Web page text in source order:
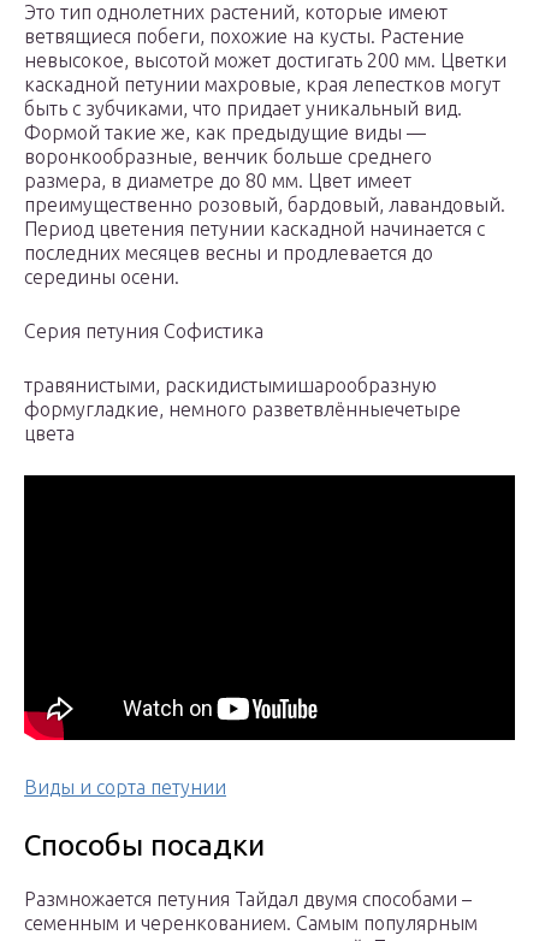
Это тип однолетних растений, которые имеют
ветвящиеся побеги, похожие на кусты. Растение
невысокое, высотой может достигать 200 мм. Цветки
каскадной петунии махровые, края лепестков могут
быть с зубчиками, что придает уникальный вид.
Формой такие же, как предыдущие виды —
воронкообразные, венчик больше среднего
размера, в диаметре до 80 мм. Цвет имеет
преимущественно розовый, бардовый, лавандовый.
Период цветения петунии каскадной начинается с
последних месяцев весны и продлевается до
середины осени.
Серия петуния Софистика
травянистыми, раскидистымишарообразную
формугладкие, немного разветвлённыечетыре
цвета
Виды и сорта петунии
Способы посадки
Размножается петуния Тайдал двумя способами –
семенным и черенкованием. Самым популярным